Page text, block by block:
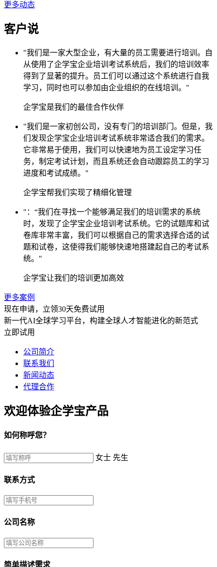
更多动态
客户说
"我们是一家大型企业，有大量的员工需要进行培训。自
从使用了企学宝企业培训考试系统后，我们的培训效率
得到了显著的提升。员工们可以通过这个系统进行自我
学习，同时也可以参加由企业组织的在线培训。"
企学宝是我们的最佳合作伙伴
"我们是一家初创公司，没有专门的培训部门。但是，我
们发现企学宝企业培训考试系统非常适合我们的需求。
它非常易于使用，我们可以快速地为员工设定学习任
务，制定考试计划，而且系统还会自动跟踪员工的学习
进度和考试成绩。"
企学宝帮我们实现了精细化管理
"：“我们在寻找一个能够满足我们的培训需求的系统
时，发现了企学宝企业培训考试系统。它的试题库和试
卷库非常丰富，我们可以根据自己的需求选择合适的试
题和试卷，这使得我们能够快速地搭建起自己的考试系
统。"
企学宝让我们的培训更加高效
更多案例
现在申请，立领30天免费试用
新一代AI全球学习平台，构建全球人才智能进化的新范式
立即试用
公司简介
联系我们
新闻动态
代理合作
欢迎体验企学宝产品
如何称呼您？
女士 先生
联系方式
公司名称
简单描述需求